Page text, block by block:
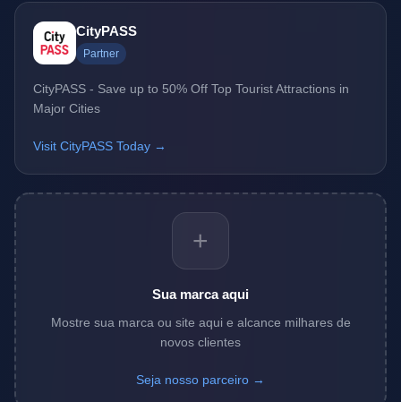
CityPASS
Partner
CityPASS - Save up to 50% Off Top Tourist Attractions in
Major Cities
Visit CityPASS Today →
+
Sua marca aqui
Mostre sua marca ou site aqui e alcance milhares de
novos clientes
Seja nosso parceiro →